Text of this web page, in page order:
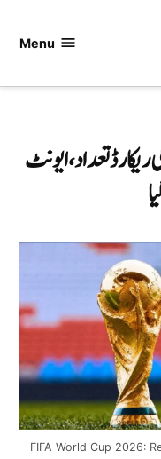
Menu
کی ریکارڈ تعداد، ایونٹ
FIFA World Cup 2026: